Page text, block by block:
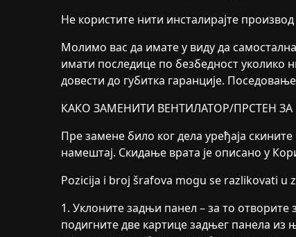
Не користите нити инсталирајте
Молимо вас да имате у виду да
имати последице по безбедност уколико
довести до губитка гаранције.
КАКО ЗАМЕНИТИ ВЕНТИЛАТОР/ПРСТЕН ЗА
Пре замене било ког дела уређаја скините
намештај. Скидање врата је описано у
Pozicija i broj šrafova mogu se razlikovati u
1. Уклоните задњи панел – за то отворите
подигните две картице задњег панела из